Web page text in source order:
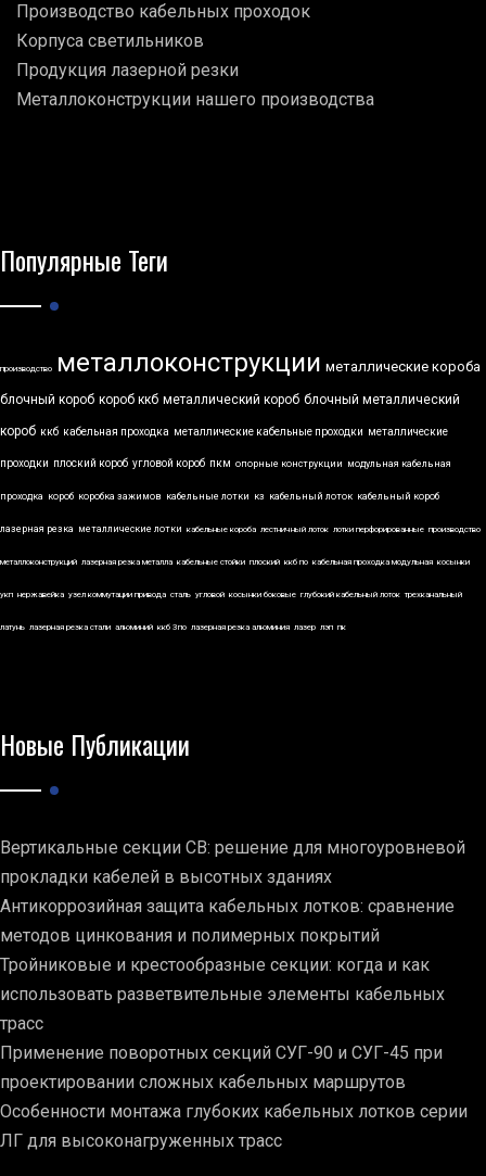
Производство кабельных проходок
Корпуса светильников
Продукция лазерной резки
Металлоконструкции нашего производства
Популярные Теги
производство металлоконструкции металлические короба
блочный короб короб ккб металлический короб блочный металлический
короб ккб кабельная проходка металлические кабельные проходки металлические
проходки плоский короб угловой короб пкм опорные конструкции модульная кабельная
проходка короб коробка зажимов кабельные лотки кз кабельный лоток кабельный короб
лазерная резка металлические лотки кабельные короба лестничный лоток лотки перфорированные производство
металлоконструкций лазерная резка металла кабельные стойки плоский ккб по кабельная проходка модульная косынки
укп нержавейка узел коммутации привода сталь угловой косынки боковые глубокий кабельный лоток трехканальный
латунь лазерная резка стали алюминий ккб 3по лазерная резка алюминия лазер лэп пк
Новые Публикации
Вертикальные секции СВ: решение для многоуровневой
прокладки кабелей в высотных зданиях
Антикоррозийная защита кабельных лотков: сравнение
методов цинкования и полимерных покрытий
Тройниковые и крестообразные секции: когда и как
использовать разветвительные элементы кабельных
трасс
Применение поворотных секций СУГ-90 и СУГ-45 при
проектировании сложных кабельных маршрутов
Особенности монтажа глубоких кабельных лотков серии
ЛГ для высоконагруженных трасс